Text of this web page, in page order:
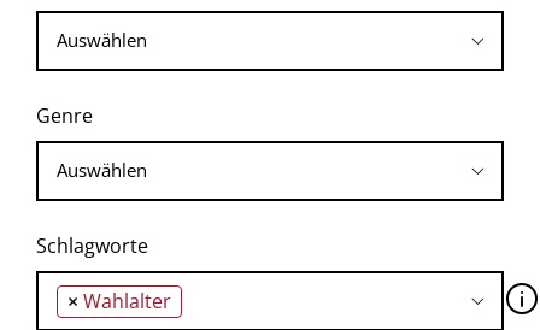
Genre
Schlagworte
× Wahlalter 🛈